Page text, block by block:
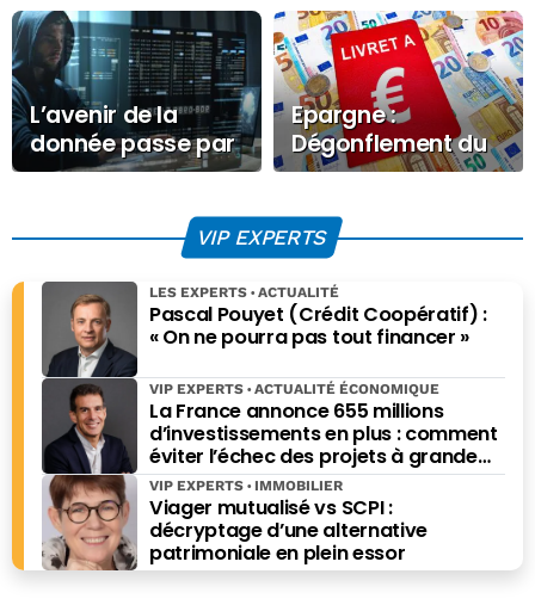
L’avenir de la
donnée passe par
les data products
Epargne :
Dégonflement du
Livret A
VIP EXPERTS
Pascal Pouyet (Crédit Coopératif) :
« On ne pourra pas tout financer »
LES EXPERTS ACTUALITÉ
La France annonce 655 millions
d’investissements en plus : comment
éviter l’échec des projets à grande
échelle ?
VIP EXPERTS ACTUALITÉ ÉCONOMIQUE
Viager mutualisé vs SCPI :
décryptage d’une alternative
patrimoniale en plein essor
VIP EXPERTS IMMOBILIER